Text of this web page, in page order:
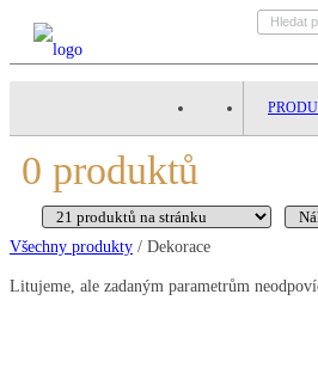
0 produktů
Všechny produkty / Dekorace
Litujeme, ale zadaným parametrům